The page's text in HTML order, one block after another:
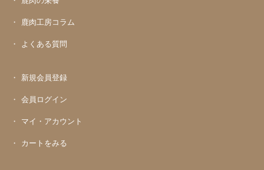
鹿肉工房コラム
よくある質問
新規会員登録
会員ログイン
マイ・アカウント
カートをみる